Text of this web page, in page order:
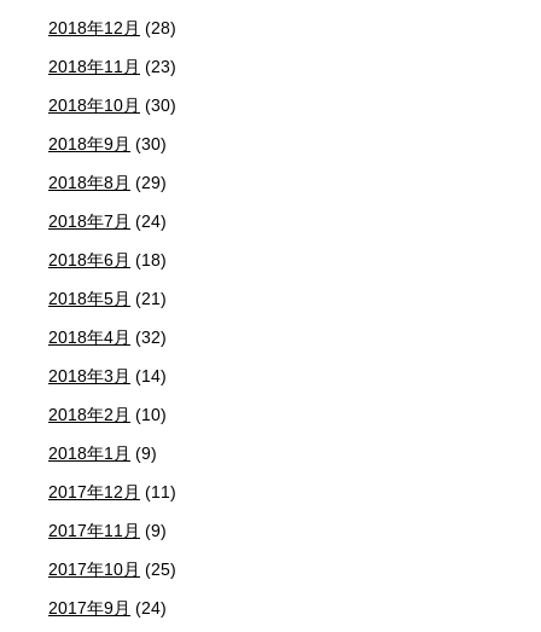
2018年12月 (28)
2018年11月 (23)
2018年10月 (30)
2018年9月 (30)
2018年8月 (29)
2018年7月 (24)
2018年6月 (18)
2018年5月 (21)
2018年4月 (32)
2018年3月 (14)
2018年2月 (10)
2018年1月 (9)
2017年12月 (11)
2017年11月 (9)
2017年10月 (25)
2017年9月 (24)